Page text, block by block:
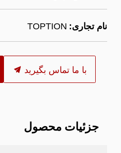
نام تجاری: TOPTION
با ما تماس بگیرید
جزئیات محصول